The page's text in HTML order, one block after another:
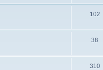
102
38
310